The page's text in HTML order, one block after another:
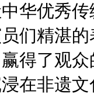
华优秀
们精湛
得了观
在非遗